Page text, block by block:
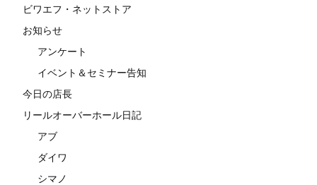
ビワエフ・ネットストア
お知らせ
アンケート
イベント＆セミナー告知
今日の店長
リールオーバーホール日記
アブ
ダイワ
シマノ